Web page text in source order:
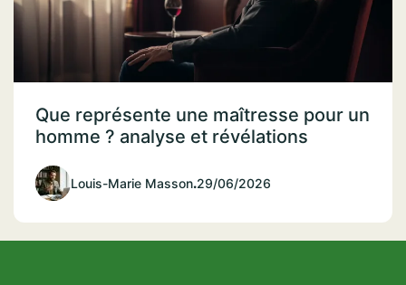
Que représente une maîtresse pour un
homme ? analyse et révélations
Louis-Marie Masson.29/06/2026